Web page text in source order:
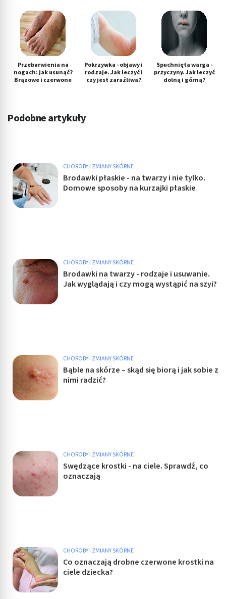
Przebarwienia na
nogach: jak usunąć?
Brązowe i czerwone
Pokrzywka - objawy i
rodzaje. Jak leczyć i
czy jest zaraźliwa?
Spuchnięta warga -
przyczyny. Jak leczyć
dolną i górną?
Podobne artykuły
CHOROBY I ZMIANY SKÓRNE
Brodawki płaskie - na twarzy i nie tylko.
Domowe sposoby na kurzajki płaskie
CHOROBY I ZMIANY SKÓRNE
Brodawki na twarzy - rodzaje i usuwanie.
Jak wyglądają i czy mogą wystąpić na szyi?
CHOROBY I ZMIANY SKÓRNE
Bąble na skórze – skąd się biorą i jak sobie z
nimi radzić?
CHOROBY I ZMIANY SKÓRNE
Swędzące krostki - na ciele. Sprawdź, co
oznaczają
CHOROBY I ZMIANY SKÓRNE
Co oznaczają drobne czerwone krostki na
ciele dziecka?